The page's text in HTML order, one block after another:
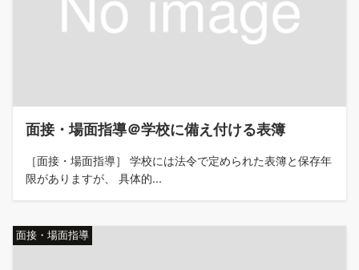
面接・場面指導＠学校に備え付ける表簿
［面接・場面指導］ 学校には法令で定められた表簿と保存年
限がありますが、 具体的...
面接・場面指導